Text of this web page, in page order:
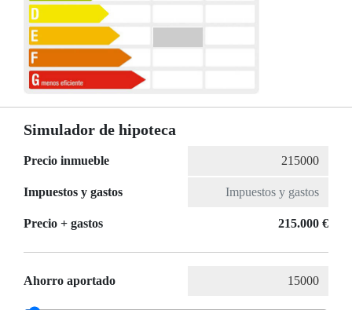
Simulador de hipoteca
Precio inmueble
Impuestos y gastos
Precio + gastos 215.000 €
Ahorro aportado